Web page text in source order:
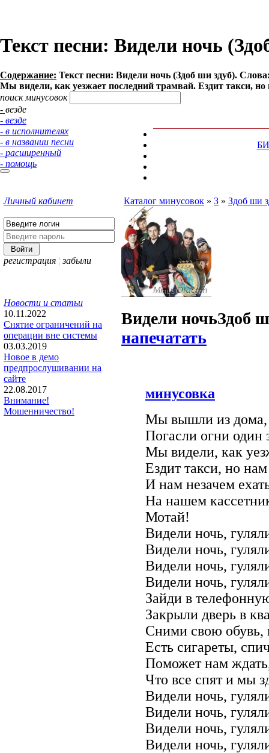
Текст песни: Видели ночь
Содержание: Текст песни: Видели ночь (Здоб ши здуб).
Мы видели, как уезжает последний трамвай. Ездит такси,
поиск минусовок
- везде
- везде
- в исполнителях
- в названии песни
- расширенный
- помощь
Личный кабинет
регистрация ¦ забыли
Новости и статьи
10.11.2022
Снятие ограничений на
операции вне системы
03.03.2019
Новое в демо
предпрослушивании на
сайте
22.08.2017
Внимание!
Мошенничество!
Каталог минусовок » З » Здоб ши
Видели ночьЗдоб
напечатать
минусовка
Мы вышли из дома,
Погасли огни один
Мы видели, как
Ездит такси, но
И нам незачем
На нашем
Мотай!
Видели ночь,
Видели ночь,
Видели ночь,
Видели ночь,
Зайди в
Закрыли дверь в
Сними свою обувь,
Есть сигареты,
Поможет нам
Что все спят и мы
Видели ночь,
Видели ночь,
Видели ночь,
Видели ночь,